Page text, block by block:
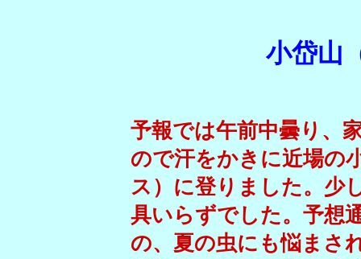
小岱山
予報では午前中曇り、
ので汗をかきに近場の
ス）に登りました。少
具いらずでした。予想
の、夏の虫にも悩まさ